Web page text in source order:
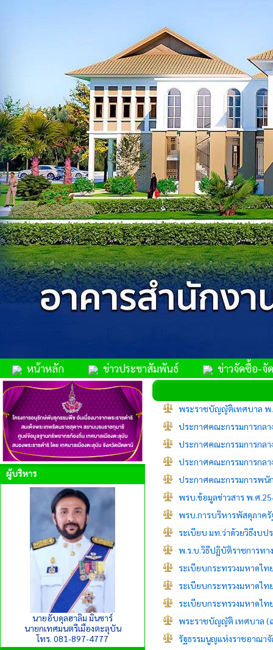
หน้าหลัก ข่าวประชาสัมพันธ์ ข่าวจัดซื้อ-จั
ผู้บริหาร
นายอับดุลฮาลิม มินซาร์
นายกเทศมนตรีเมืองตะลุบัน
โทร. 081-897-4777
พระราชบัญญัติเทศบาล พ.
ประกาศคณะกรรมการกลา
ประกาศคณะกรรมการกลา
ประกาศคณะกรรมการกลา
ประกาศคณะกรรมการพนั
พรบ.ข้อมูลข่าวสาร พ.ศ
พรบ.การบริหารพัสดุภาค
ระเบียบ มท.ว่าด้วยวิธีงบ
พ.ร.บ.วิธีปฏิบัติราชการทา
ระเบียบกระทรวงมหาดไ
ระเบียบกระทรวงมหาดไ
ระเบียบกระทรวงมหาดไ
พระราชบัญญัติ เทศบาล (
รัฐธรรมนูญแห่งราชอาณา